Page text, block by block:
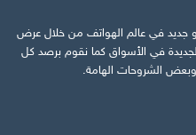
جديد في عالم الهواتف من خلال عرض
في الأسواق كما نقوم برصد كل
وبعض الشروحات الهامة.